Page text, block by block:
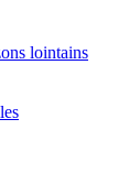
lointains